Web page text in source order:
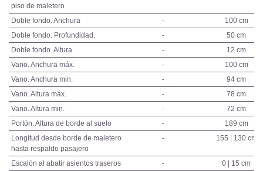
piso de maletero
Doble fondo. Anchura -
100 cm
Doble fondo. Profundidad.
-
50 cm
Doble fondo. Altura.
-
12 cm
Vano. Anchura máx.
-
100 cm
Vano. Anchura min.
-
94 cm
Vano. Altura máx.
-
78 cm
Vano. Altura min.
-
72 cm
Portón. Altura de borde al suelo
-
189 cm
Longitud desde borde de maletero
hasta respaldo pasajero
- 155 | 130 cm
Escalón al abatir asientos traseros -
0 | 15 cm